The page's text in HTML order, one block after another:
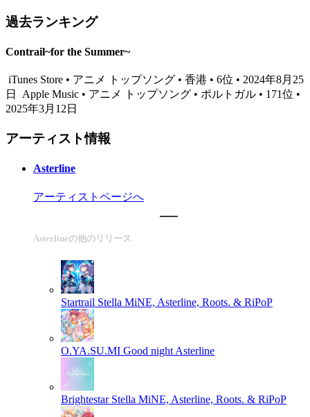
過去ランキング
Contrail~for the Summer~
iTunes Store • アニメ トップソング • 香港 • 6位 • 2024年8月25
日
Apple Music • アニメ トップソング • ポルトガル • 171位 •
2025年3月12日
アーティスト情報
Asterline
アーティストページへ
Asterlineの他のリリース
Startrail Stella MiNE, Asterline, Roots. & RiPoP
O.YA.SU.MI Good night Asterline
Brightestar Stella MiNE, Asterline, Roots. & RiPoP